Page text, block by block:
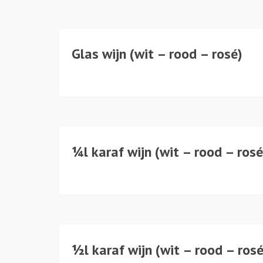
Glas wijn (wit – rood – rosé)
¼l karaf wijn (wit – rood –
½l karaf wijn (wit – rood –